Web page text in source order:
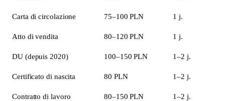
Carta di circolazione 75–100 PLN 1 j.
Atto di vendita 80–120 PLN 1 j.
DU (depuis 2020) 100–150 PLN 1–2 j.
Certificato di nascita 80 PLN 1–2 j.
Contratto di lavoro 80–150 PLN 1–2 j.